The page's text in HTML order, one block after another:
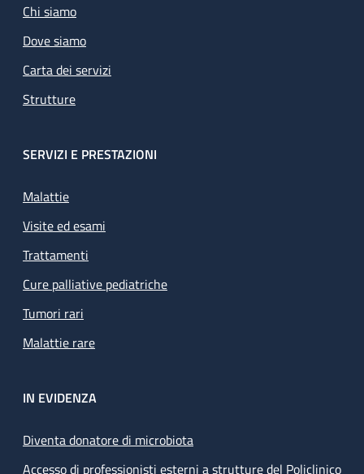
Chi siamo
Dove siamo
Carta dei servizi
Strutture
SERVIZI E PRESTAZIONI
Malattie
Visite ed esami
Trattamenti
Cure palliative pediatriche
Tumori rari
Malattie rare
IN EVIDENZA
Diventa donatore di microbiota
Accesso di professionisti esterni a strutture del Policlinico